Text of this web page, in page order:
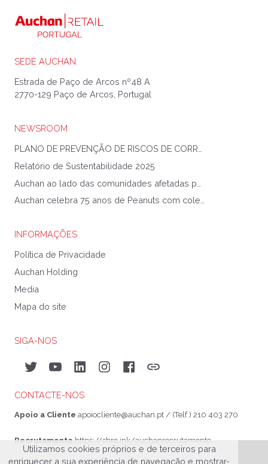
SEDE AUCHAN
Estrada de Paço de Arcos nº48 A
2770-129 Paço de Arcos, Portugal
NEWSROOM
Relatório de Sustentabilidade 2025
Auchan celebra 75 anos de Peanuts com coleção exclusiva
INFORMAÇÕES
Política de Privacidade
Auchan Holding
Media
Mapa do site
SIGA-NOS
TwitterYouTubeLinkedInInstagramFacebookAuchan&eu
CONTACTE-NOS
Apoio a Cliente apoiocliente@auchan.pt / (Telf.) 210 403 270
Recrutamento https://shre.ink/auchanrecrutamento
Utilizamos cookies próprios e de terceiros para
enriquecer a sua experiência de navegação e mostrar-